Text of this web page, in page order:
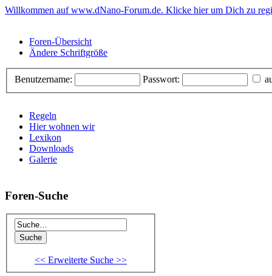
Willkommen auf www.dNano-Forum.de. Klicke hier um Dich zu
Foren-Übersicht
Ändere Schriftgröße
Benutzername: Passwort:
Regeln
Hier wohnen wir
Lexikon
Downloads
Galerie
Foren-Suche
<< Erweiterte Suche >>